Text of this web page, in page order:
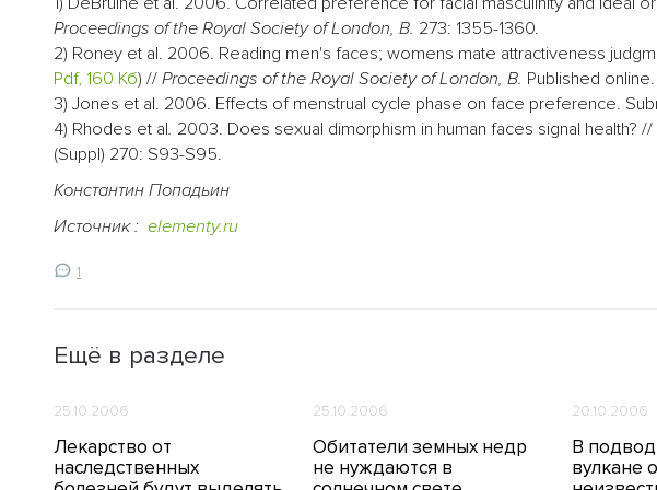
Proceedings of the Royal Society of London, B. 273: 1355-1360.
2) Roney et al. 2006. Reading men's faces; womens mate attractiveness
Pdf, 160 Кб) // Proceedings of the Royal Society of London, B. Published
3) Jones et al. 2006. Effects of menstrual cycle phase on face preference.
4) Rhodes et al. 2003. Does sexual dimorphism in human faces signal health? //
(Suppl) 270: S93-S95.
Константин Попадьин
Источник : elementy.ru
1
Ещё в разделе
25.10.2006
Лекарство от
наследственных
25.10.2006
Обитатели земных недр
не нуждаются в
20.10.2006
В
вулкане